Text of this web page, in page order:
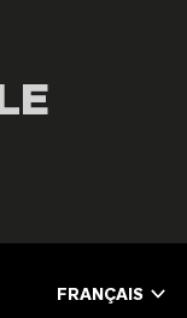
FRANÇAIS